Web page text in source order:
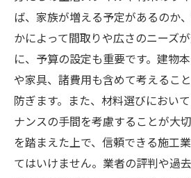
ば、家族が増える予定があるのか
かによって間取りや広さのニーズ
に、予算の設定も重要です。建物
や家具、諸費用も含めて考えるこ
防ぎます。また、材料選びにおい
ナンスの手間を考慮することが大
を踏まえた上で、信頼できる施工
てはいけません。業者の評判や過